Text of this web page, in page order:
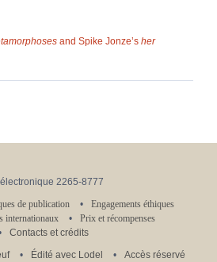
and Spike Jonze’s her
électronique 2265-8777
de publication
Engagements éthiques
internationaux
Prix et récompenses
Contacts et crédits
Édité avec Lodel Accès réservé